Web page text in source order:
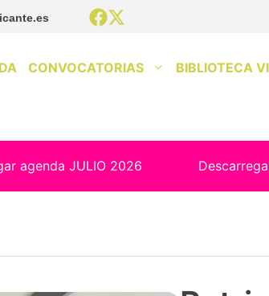
CONVOCATORIAS BIBLIOTECA
agenda JULIO 2026